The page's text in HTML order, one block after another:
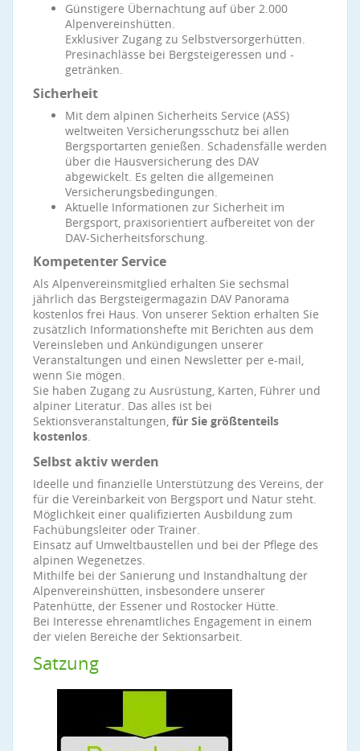
Günstigere Übernachtung auf über 2.000
Alpenvereinshütten.
Exklusiver Zugang zu Selbstversorgerhütten.
Presinachlässe bei Bergsteigeressen und -
getränken.
Sicherheit
Mit dem alpinen Sicherheits Service (ASS)
weltweiten Versicherungsschutz bei allen
Bergsportarten genießen. Schadensfälle werden
über die Hausversicherung des DAV
abgewickelt. Es gelten die allgemeinen
Versicherungsbedingungen.
Aktuelle Informationen zur Sicherheit im
Bergsport, praxisorientiert aufbereitet von der
DAV-Sicherheitsforschung.
Kompetenter Service
Als Alpenvereinsmitglied erhalten Sie sechsmal
jährlich das Bergsteigermagazin DAV Panorama
kostenlos frei Haus. Von unserer Sektion erhalten Sie
zusätzlich Informationshefte mit Berichten aus dem
Vereinsleben und Ankündigungen unserer
Veranstaltungen und einen Newsletter per e-mail,
wenn Sie mögen.
Sie haben Zugang zu Ausrüstung, Karten, Führer und
alpiner Literatur. Das alles ist bei
Sektionsveranstaltungen, für Sie größtenteils
kostenlos.
Selbst aktiv werden
Ideelle und finanzielle Unterstützung des Vereins, der
für die Vereinbarkeit von Bergsport und Natur steht.
Möglichkeit einer qualifizierten Ausbildung zum
Fachübungsleiter oder Trainer.
Einsatz auf Umweltbaustellen und bei der Pflege des
alpinen Wegenetzes.
Mithilfe bei der Sanierung und Instandhaltung der
Alpenvereinshütten, insbesondere unserer
Patenhütte, der Essener und Rostocker Hütte.
Bei Interesse ehrenamtliches Engagement in einem
der vielen Bereiche der Sektionsarbeit.
Satzung